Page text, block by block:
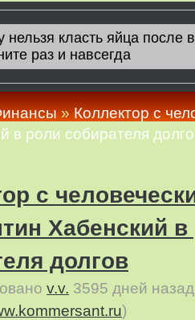
»Коллектор с
в роли собирателя
с
Хабенский
долгов
v.v. 3595 дней назад
)